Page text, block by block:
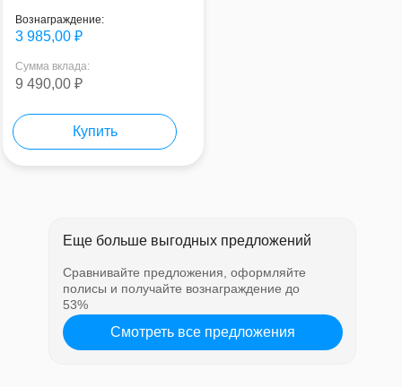
Сумма вклада:
9 490,00 ₽
Вознаграждение:
3 985,00 ₽
Купить
Еще больше выгодных предложений
Сравнивайте предложения, оформляйте
полисы и получайте вознаграждение до
53%
Смотреть все предложения